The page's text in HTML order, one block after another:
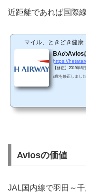
近距離であれば国際
マイル、ときどき健康
BAのAvios
https://
【修正】2019年
s数を修正しまし
航空券がBAの方
Aviosの価値
JAL国内線で羽田～